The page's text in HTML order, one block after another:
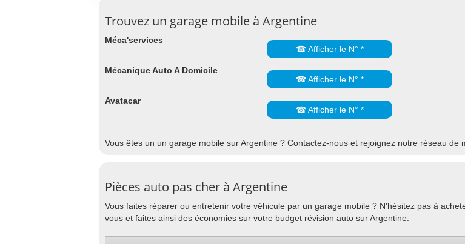
Trouvez un garage mobile à Argentine
Méca'services
☎ Afficher le N° *
Mécanique Auto A Domicile
☎ Afficher le N° *
Avatacar
☎ Afficher le N° *
Vous êtes un un garage mobile sur Argentine ? Contactez-nous et rejoignez notre réseau de
Pièces auto pas cher à Argentine
Vous faites réparer ou entretenir votre véhicule par un garage mobile ? N'hésitez pas à
vous et faites ainsi des économies sur votre budget révision auto sur Argentine.